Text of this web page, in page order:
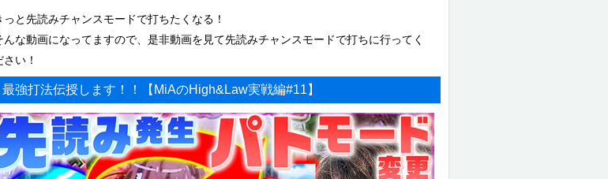
っと先読みチャンスモードで打ちたくなる！
んな動画になってますので、是非動画を見て先読みチャンスモードで打ちに行ってく
さい！
最強打法伝授します！！【MiAのHigh&Law実戦編#11】